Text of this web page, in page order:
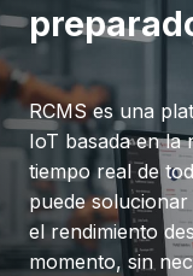
RCMS es una
IoT basada en la
tiempo real de
puede
el rendimiento
momento, sin